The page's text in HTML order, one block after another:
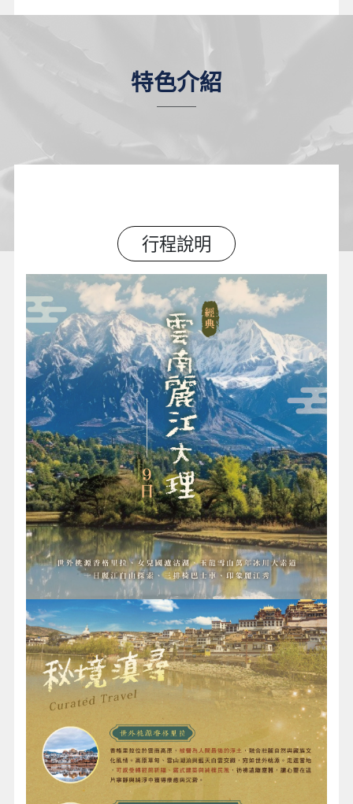
特色介紹
行程說明